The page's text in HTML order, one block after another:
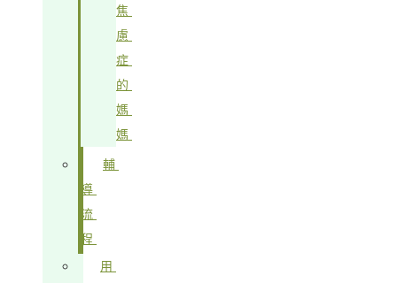
焦
慮
症
的
媽
媽
輔
導
流
程
用